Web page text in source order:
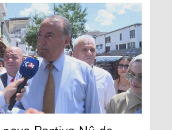
şandin
Partiya Nû de: Ozgur Ozel